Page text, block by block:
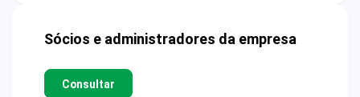
Sócios e administradores da empresa
Consultar